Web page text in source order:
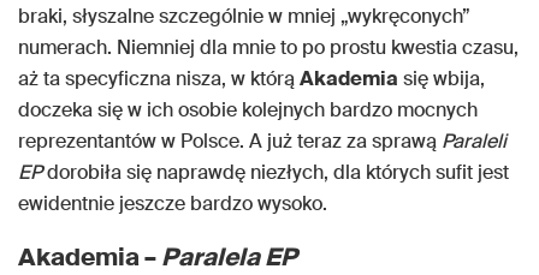
braki, słyszalne szczególnie w mniej „wykręconych”
numerach. Niemniej dla mnie to po prostu kwestia czasu,
aż ta specyficzna nisza, w którąAkademia się wbija,
doczeka się w ich osobie kolejnych bardzo mocnych
reprezentantów w Polsce. A już teraz za sprawą Paraleli
EPdorobiła się naprawdę niezłych, dla których sufit jest
ewidentnie jeszcze bardzo wysoko.
Akademia –Paralela EP